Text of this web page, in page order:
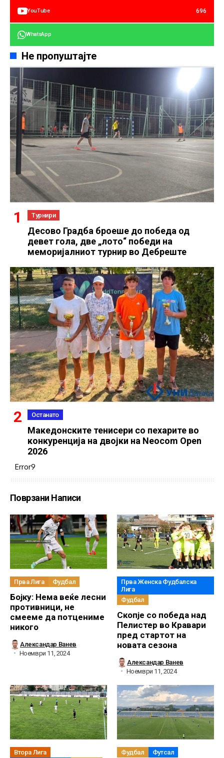
YouTube 696
WhatsApp
Не пропуштајте
Турнири
Десово Градба броеше до победа од
девет гола, две „лото“ победи на
меморијалниот турнир во Дебреште
Останато
Македонските тенисери со пехарите во
конкуренција на двојки на Neocom Open
2026
Error9
Поврзани Написи
Прва Лига Фудбал
Бојку: Нема веќе лесни
противници, не
смееме да потцениме
никого
Александар Ванев
Ноември 11, 2024
Прва Женска Фудбалска
Лига
Фудбал
Скопје со победа над
Пелистер во Кравари
пред стартот на
новата сезона
Александар Ванев
Ноември 11, 2024
Втора Лига
Фудбал Футсал